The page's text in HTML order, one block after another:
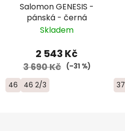
Salomon GENESIS -
pánská - černá
Skladem
2 543 Kč
3 690 Kč (–31 %)
46 46 2/3 37